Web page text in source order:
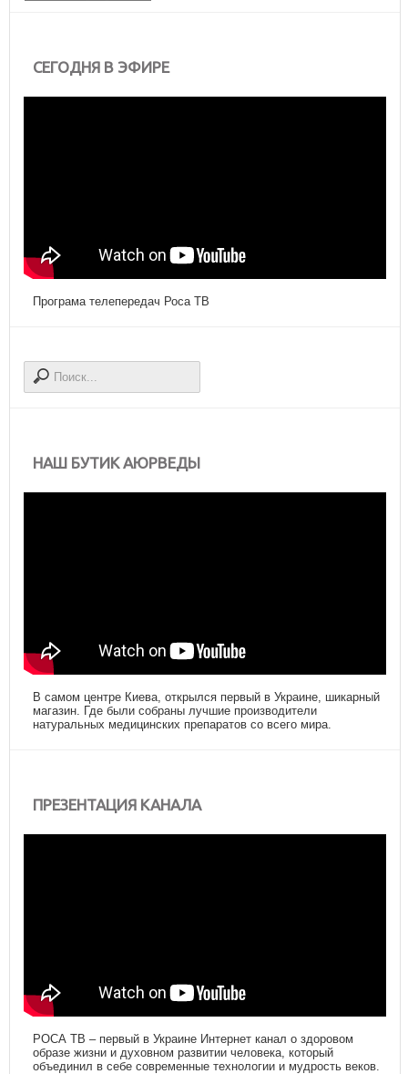
СЕГОДНЯ В ЭФИРЕ
Програма телепередач Роса ТВ
НАШ БУТИК АЮРВЕДЫ
В самом центре Киева, открылся первый в Украине, шикарный
магазин. Где были собраны лучшие производители
натуральных медицинских препаратов со всего мира.
ПРЕЗЕНТАЦИЯ КАНАЛА
РОСА ТВ – первый в Украине Интернет канал о здоровом
образе жизни и духовном развитии человека, который
объединил в себе современные технологии и мудрость веков.